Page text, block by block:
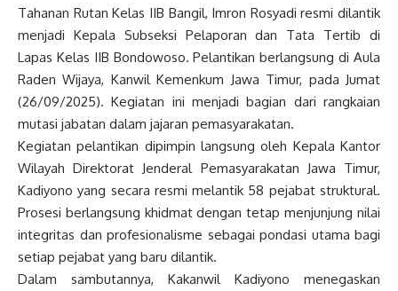
Tahanan Rutan Kelas IIB Bangil, Imron Rosyadi resmi dilantik
menjadi Kepala Subseksi Pelaporan dan Tata Tertib di
Lapas Kelas IIB Bondowoso. Pelantikan berlangsung di Aula
Raden Wijaya, Kanwil Kemenkum Jawa Timur, pada Jumat
(26/09/2025). Kegiatan ini menjadi bagian dari rangkaian
mutasi jabatan dalam jajaran pemasyarakatan.
Kegiatan pelantikan dipimpin langsung oleh Kepala Kantor
Wilayah Direktorat Jenderal Pemasyarakatan Jawa Timur,
Kadiyono yang secara resmi melantik 58 pejabat struktural.
Prosesi berlangsung khidmat dengan tetap menjunjung nilai
integritas dan profesionalisme sebagai pondasi utama bagi
setiap pejabat yang baru dilantik.
Dalam sambutannya, Kakanwil Kadiyono menegaskan